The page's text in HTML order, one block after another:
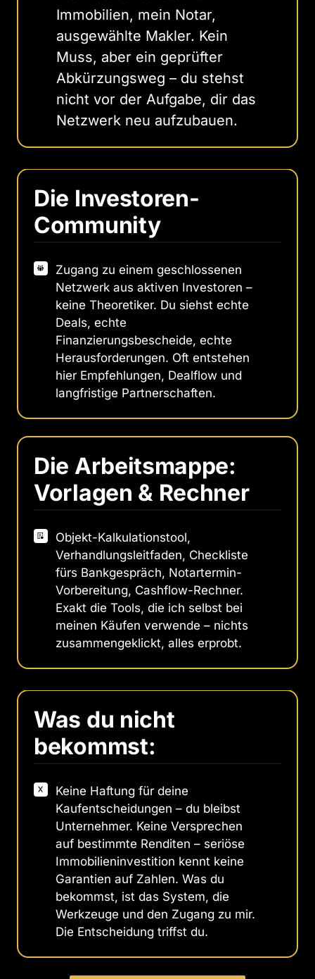
Immobilien, mein Notar,
ausgewählte Makler. Kein
Muss, aber ein geprüfter
Abkürzungsweg – du stehst
nicht vor der Aufgabe, dir das
Netzwerk neu aufzubauen.
Die Investoren-
Community
Zugang zu einem geschlossenen
Netzwerk aus aktiven Investoren –
keine Theoretiker. Du siehst echte
Deals, echte
Finanzierungsbescheide, echte
Herausforderungen. Oft entstehen
hier Empfehlungen, Dealflow und
langfristige Partnerschaften.
Die Arbeitsmappe:
Vorlagen & Rechner
Objekt-Kalkulationstool,
Verhandlungsleitfaden, Checkliste
fürs Bankgespräch, Notartermin-
Vorbereitung, Cashflow-Rechner.
Exakt die Tools, die ich selbst bei
meinen Käufen verwende – nichts
zusammengeklickt, alles erprobt.
Was du nicht
bekommst:
Keine Haftung für deine
Kaufentscheidungen – du bleibst
Unternehmer. Keine Versprechen
auf bestimmte Renditen – seriöse
Immobilieninvestition kennt keine
Garantien auf Zahlen. Was du
bekommst, ist das System, die
Werkzeuge und den Zugang zu mir.
Die Entscheidung triffst du.